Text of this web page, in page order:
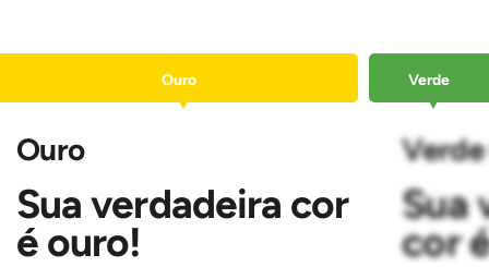
Ouro Verde
Ouro
Sua verdadeira cor
é ouro!
Sua
cor